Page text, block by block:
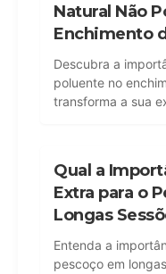
Natural Não
Enchimento
Descubra a
poluente no
transforma a sua
Qual a
Extra para o
Longas
Entenda a
pescoço em